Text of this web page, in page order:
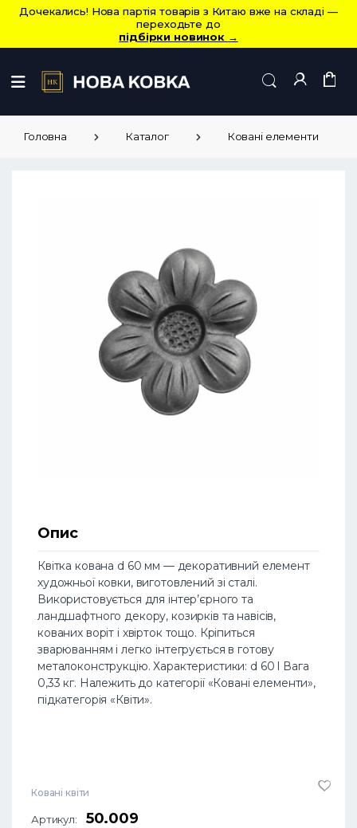
Дочекались! Нова партія товарів з Китаю вже на складі —
переходьте до
підбірки новинок →
Головна Каталог Ковані елементи
Опис
Квітка кована d 60 мм — декоративний елемент
художньої ковки, виготовлений зі сталі.
Використовується для інтер’єрного та
ландшафтного декору, козирків та навісів,
кованих воріт і хвірток тощо. Кріпиться
зварюванням і легко інтегрується в готову
металоконструкцію. Характеристики: d 60 l Вага
0,33 кг. Належить до категорії «Ковані елементи»,
підкатегорія «Квіти».
Ковані квіти
Артикул:
50.009